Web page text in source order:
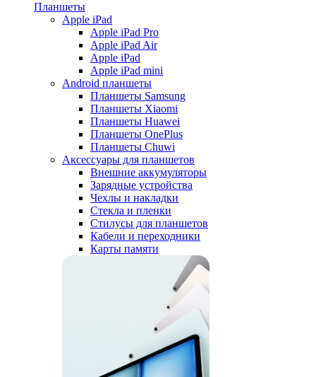
Планшеты
Apple iPad
Apple iPad Pro
Apple iPad Air
Apple iPad
Apple iPad mini
Android планшеты
Планшеты Samsung
Планшеты Xiaomi
Планшеты Huawei
Планшеты OnePlus
Планшеты Chuwi
Аксессуары для планшетов
Внешние аккумуляторы
Зарядные устройства
Чехлы и накладки
Стекла и пленки
Стилусы для планшетов
Кабели и переходники
Карты памяти